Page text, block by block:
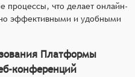
процессы, что делает онлайн-
эффективными и удобными
Платформы
конференций